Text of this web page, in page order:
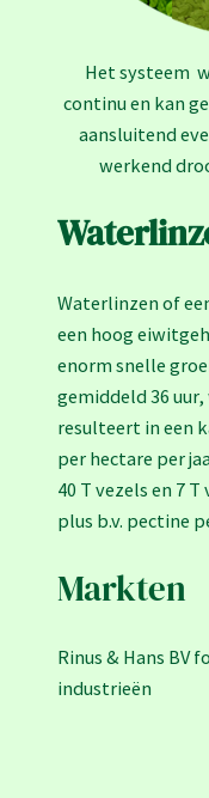
Het systeem
continu en kan
aansluitend
werkend
Waterlinzen of
een hoog
enorm snelle
gemiddeld 36
resulteert in een
per hectare per
40 T vezels en 7
plus b.v. pectine
Markten
Rinus & Hans BV
industrieën